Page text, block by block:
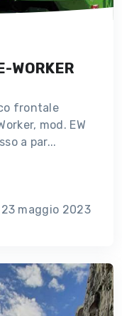
WORKER
frontale
mod. EW
a par...
23 maggio 2023